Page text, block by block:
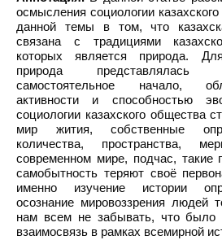
осмысления социологии
данной темы в том, что
связана с традициями
которых является природа.
природа представлялась
самостоятельное начало,
активности и способностью
социологии казахского общества
мир жития, собственные
количества, пространства,
современном мире, подчас, такие
самобытность теряют своё
именно изучение истории
осознание мировоззрения людей
нам всем не забывать, что
взаимосвязь в рамках всемирной